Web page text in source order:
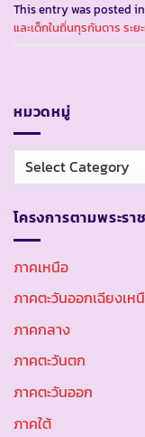
This entry was posted in
และเด็กในถิ่นทุรกันดาร ระย
หมวดหมู่
หมวด
หมู่
โครงการตามพระร
ภาคเหนือ
ภาคตะวันออกเฉียงเห
ภาคกลาง
ภาคตะวันตก
ภาคตะวันออก
ภาคใต้